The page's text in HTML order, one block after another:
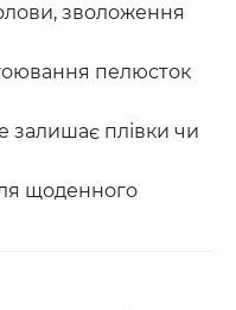
зволоження
пелюсток
залишає плівки чи
щоденного